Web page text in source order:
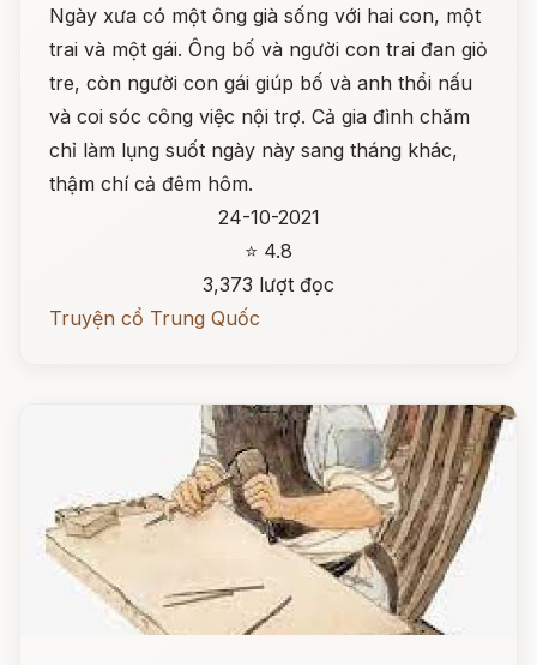
Ngày xưa có một ông già sống với hai con, một
trai và một gái. Ông bố và người con trai đan giỏ
tre, còn người con gái giúp bố và anh thổi nấu
và coi sóc công việc nội trợ. Cả gia đình chăm
chỉ làm lụng suốt ngày này sang tháng khác,
thậm chí cả đêm hôm.
24-10-2021
⭐ 4.8
3,373 lượt đọc
Truyện cổ Trung Quốc